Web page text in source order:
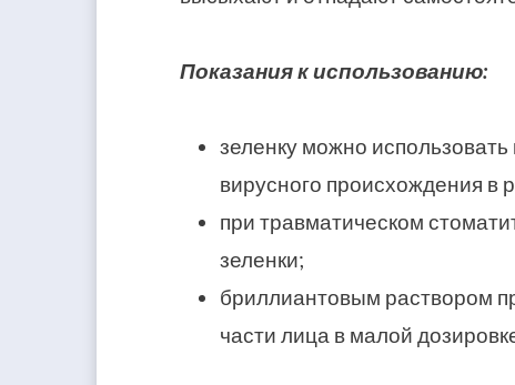
Показания к использованию:
зеленку можно
вирусного происхождения в
при травматическом
зеленки;
бриллиантовым раствором
части лица в малой